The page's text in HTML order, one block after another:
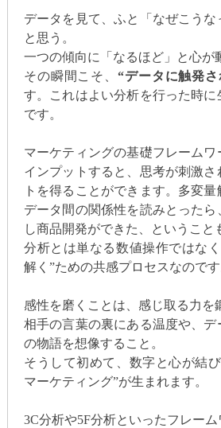
データを見て、ふと「なぜこうな
と思う。
一つの傾向に「なるほど」と心が
その瞬間こそ、“データに触発
す。これはよい分析を行った時に
です。
マーケティングの基礎フレーム
インプットすると、思考が刺激さ
トを得ることができます。多変
データ間の関係性を読みとった
し商品開発ができた、ということ
分析とは単なる数値操作ではな
解く”ための共感プロセスなのです
感性を磨くことは、感じ取る力を
相手の言葉の裏にある温度や、デ
の物語を想像すること。
そうして初めて、数字と心が結
マーケティング”が生まれます。
3C分析や5F分析といったフレー